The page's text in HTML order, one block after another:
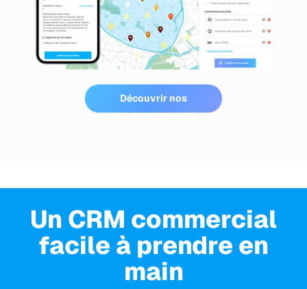
Découvrir nos
Un CRM commercial
facile à prendre en
main